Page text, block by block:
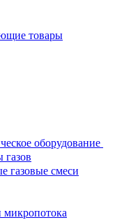
товары
оборудование
газов
газовые смеси